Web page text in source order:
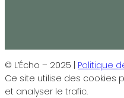
© L’Écho – 2025 | Politique
Ce site utilise des cookies
et analyser le trafic.